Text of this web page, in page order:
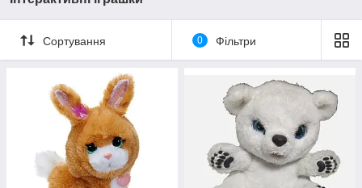
Сортування 0 Фільтри